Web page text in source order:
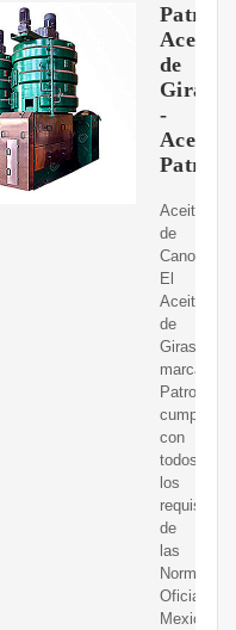
Aceite
de
Girasol
-
Aceite
Aceite
de
Canola
El
Aceite
de
Girasol
marca
Patrona,
cumple
con
todos
los
requisitos
de
las
Normas
Oficiales
Mexicanas